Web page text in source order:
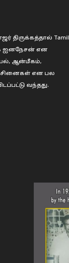
திருக்கத்தால் Tamil
ஐனநேசன் என
ஆன்மீகம்,
என பல
வந்தது.